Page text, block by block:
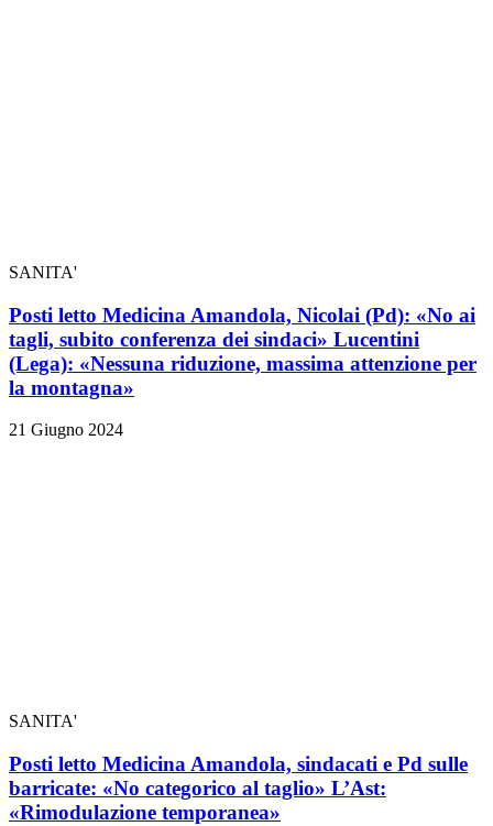
SANITA'
Posti letto Medicina Amandola, Nicolai (Pd): «No ai
tagli, subito conferenza dei sindaci» Lucentini
(Lega): «Nessuna riduzione, massima attenzione per
la montagna»
21 Giugno 2024
SANITA'
Posti letto Medicina Amandola, sindacati e Pd sulle
barricate: «No categorico al taglio» L’Ast:
«Rimodulazione temporanea»